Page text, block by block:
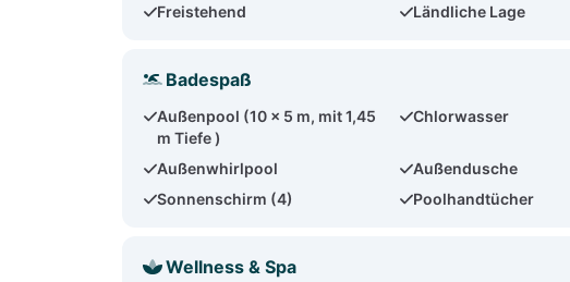
Freistehend
Ländliche Lage
Badespaß
Außenpool (10 x 5 m, mit 1,45
m Tiefe )
Chlorwasser
Außenwhirlpool Außendusche
Sonnenschirm (4)
Poolhandtücher
Wellness & Spa